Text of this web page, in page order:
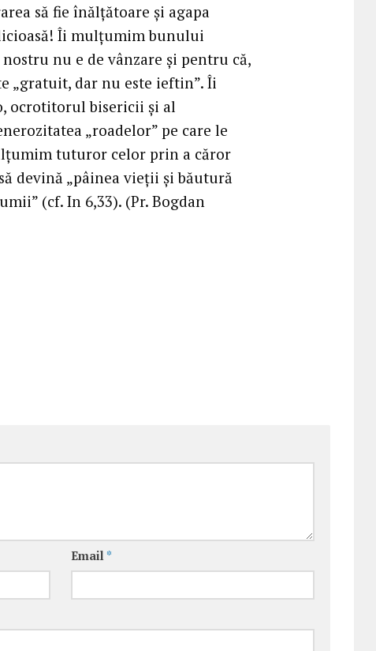
să fie înălțătoare și agapa
Îi mulțumim bunului
nu e de vânzare și pentru că,
„gratuit, dar nu este ieftin”. Îi
ocrotitorul bisericii și al
„roadelor” pe care le
tuturor celor prin a căror
devină „pâinea vieții și băutură
(cf. In 6,33). (Pr. Bogdan
Email *